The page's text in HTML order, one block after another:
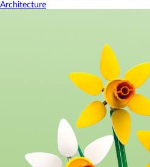
Architecture